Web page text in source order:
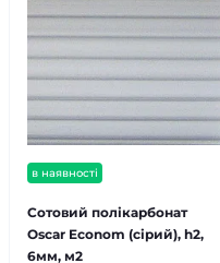
в наявності
Сотовий полікарбонат
Oscar Econom (сірий), h2,
6мм, м2